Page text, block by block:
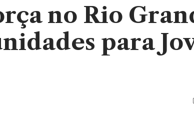
no Rio
para